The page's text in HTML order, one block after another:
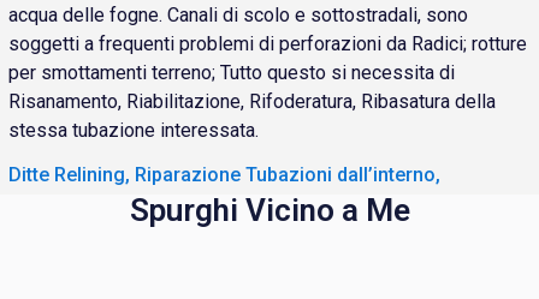
acqua delle fogne. Canali di scolo e sottostradali, sono
soggetti a frequenti problemi di perforazioni da Radici; rotture
per smottamenti terreno; Tutto questo si necessita di
Risanamento, Riabilitazione, Rifoderatura, Ribasatura della
stessa tubazione interessata.
Ditte Relining, Riparazione Tubazioni dall’interno,
Spurghi Vicino a Me